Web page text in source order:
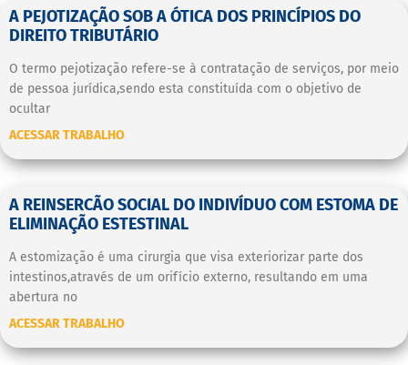
A PEJOTIZAÇÃO SOB A ÓTICA DOS PRINCÍPIOS DO
DIREITO TRIBUTÁRIO
O termo pejotização refere-se à contratação de serviços, por meio
de pessoa jurídica,sendo esta constituída com o objetivo de
ocultar
ACESSAR TRABALHO
A REINSERCÃO SOCIAL DO INDIVÍDUO COM ESTOMA DE
ELIMINAÇÃO ESTESTINAL
A estomização é uma cirurgia que visa exteriorizar parte dos
intestinos,através de um orifício externo, resultando em uma
abertura no
ACESSAR TRABALHO